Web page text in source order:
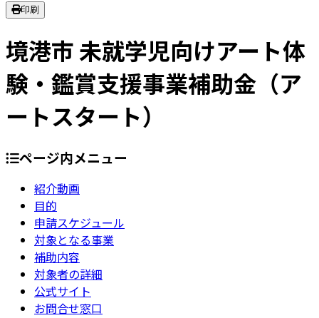
印刷
境港市 未就学児向けアート体
験・鑑賞支援事業補助金（ア
ートスタート）
ページ内メニュー
紹介動画
目的
申請スケジュール
対象となる事業
補助内容
対象者の詳細
公式サイト
お問合せ窓口